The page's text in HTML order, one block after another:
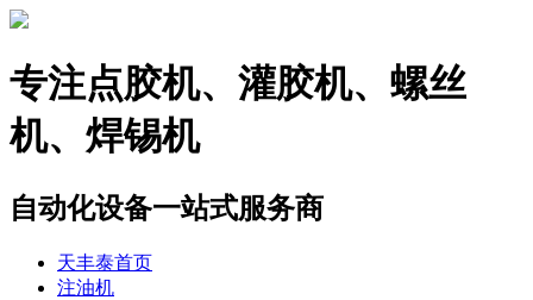
专注点胶机、灌胶机、螺丝
机、焊锡机
自动化设备一站式服务商
天丰泰首页
注油机